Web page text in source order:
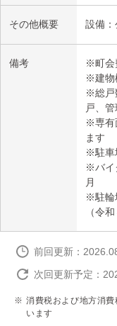
その他概要 設備：
備考
※町会
※建物
※総戸
戸、
※専有
ます
※駐車
※バイ
月
※駐輪
（令
前回更新：
次回更新予定：
消費税および地方消
います